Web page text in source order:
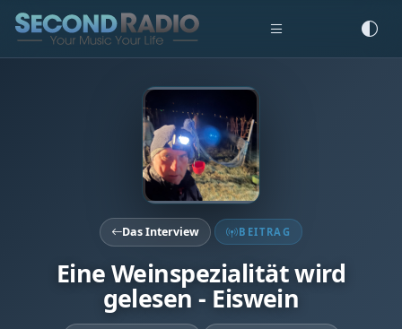
Das Interview BEITRAG
Eine Weinspezialität wird
gelesen - Eiswein